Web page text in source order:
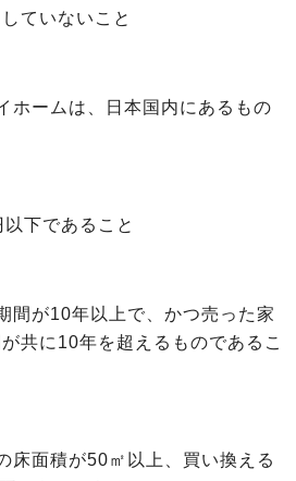
ていないこと
ホームは、日本国内にあるもの
以下であること
間が10年以上で、かつ売った家
共に10年を超えるものであるこ
床面積が50㎡以上、買い換える